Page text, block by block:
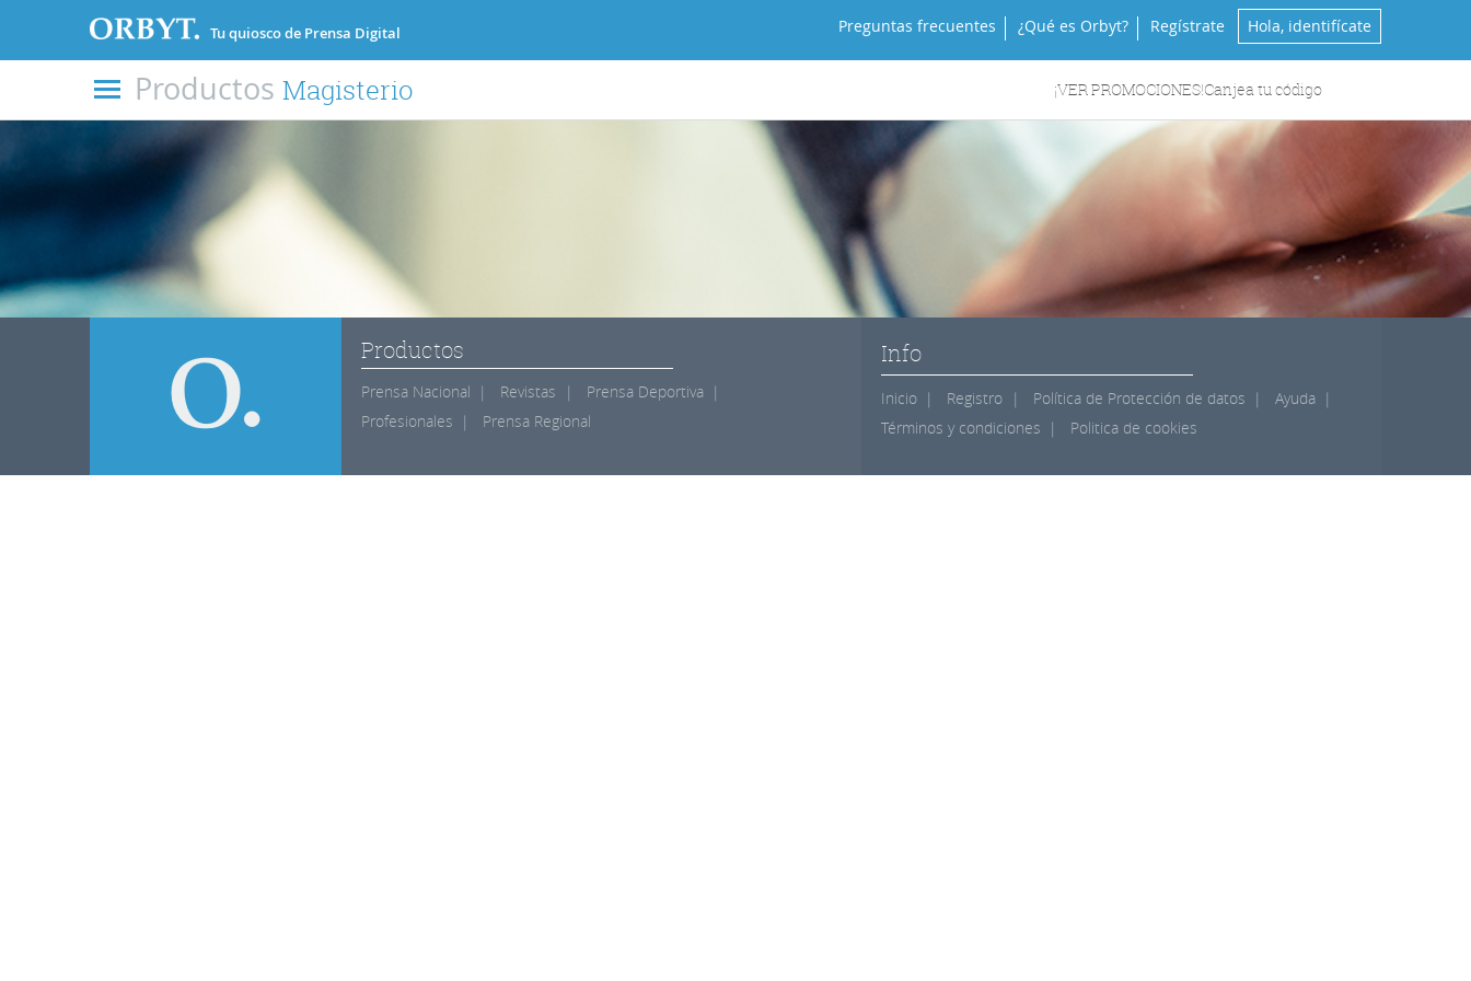
Tu quiosco de Prensa Digital Preguntas frecuentes ¿Qué es Orbyt? Regístrate Hola, identifícate
Canjea tu código
¡VER PROMOCIONES!
Productos Magisterio
Productos
Prensa Nacional Revistas
Prensa Deportiva
Profesionales
Prensa Regional
Inicio Registro Política de Protección de datos
Ayuda
Términos y condiciones
Politica de cookies